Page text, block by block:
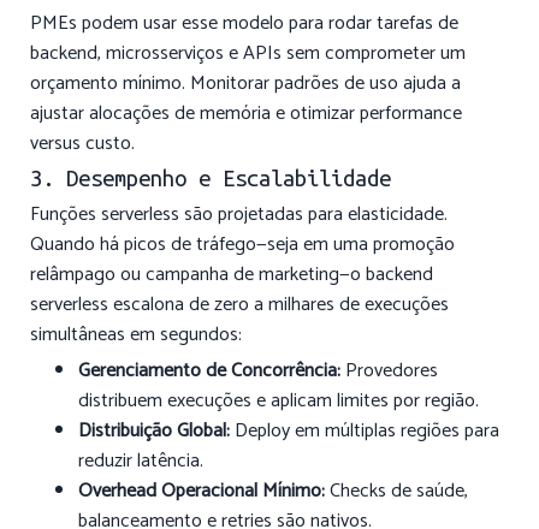
PMEs podem usar esse modelo para rodar tarefas de
backend, microsserviços e APIs sem comprometer um
orçamento mínimo. Monitorar padrões de uso ajuda a
ajustar alocações de memória e otimizar performance
versus custo.
3. Desempenho e Escalabilidade
Funções serverless são projetadas para elasticidade.
Quando há picos de tráfego—seja em uma promoção
relâmpago ou campanha de marketing—o backend
serverless escalona de zero a milhares de execuções
simultâneas em segundos:
Gerenciamento de Concorrência:Provedores
distribuem execuções e aplicam limites por região.
Distribuição Global:Deploy em múltiplas regiões para
reduzir latência.
Overhead Operacional Mínimo:Checks de saúde,
balanceamento e retries são nativos.